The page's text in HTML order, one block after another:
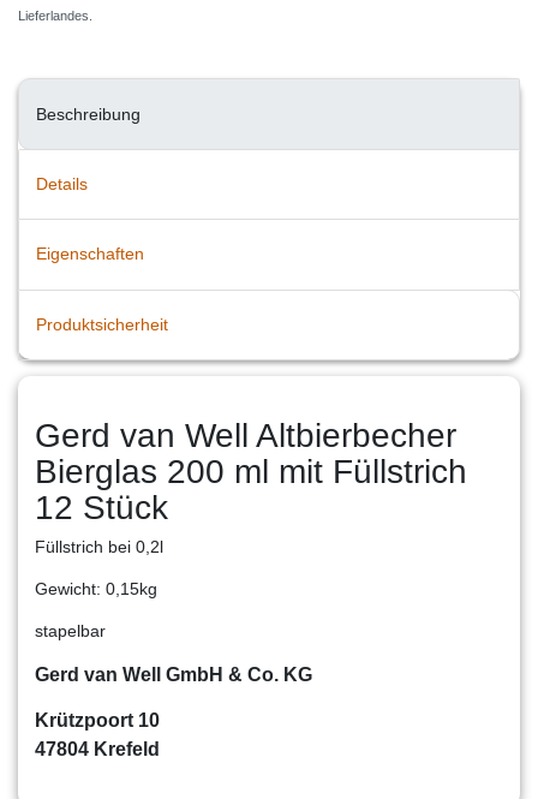
Lieferlandes.
Beschreibung
Details
Eigenschaften
Produktsicherheit
Gerd van Well Altbierbecher
Bierglas 200 ml mit Füllstrich
12 Stück
Füllstrich bei 0,2l
Gewicht: 0,15kg
stapelbar
Gerd van Well GmbH & Co. KG
Krützpoort 10
47804 Krefeld